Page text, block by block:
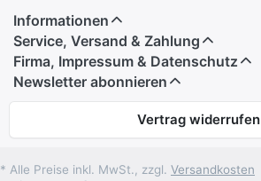
Informationen
Service, Versand & Zahlung
Firma, Impressum & Datenschutz
Newsletter abonnieren
Vertrag widerrufen
* Alle Preise inkl. MwSt., zzgl. Versandkosten